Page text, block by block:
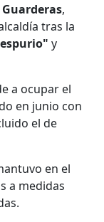
,
tras la
y
a ocupar el
en junio con
el de
en el
a medidas